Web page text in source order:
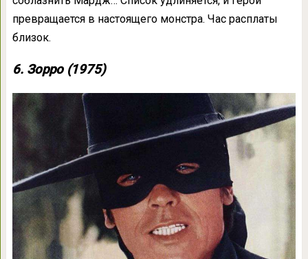
превращается в настоящего монстра. Час расплаты
близок.
6. Зорро (1975)